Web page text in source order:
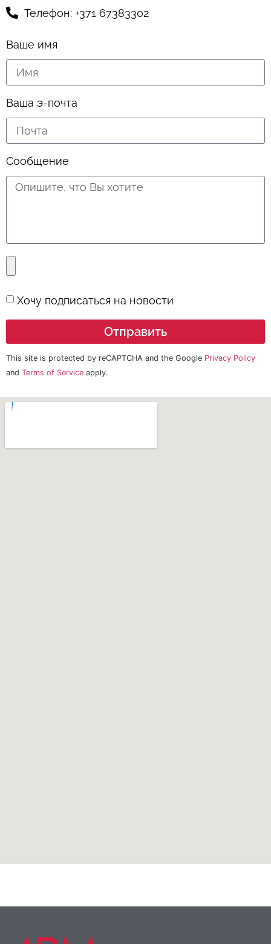
Телефон: +371 67383302
Ваше имя
Ваша э-почта
Сообщение
Хочу подписаться на новости
Отправить
This site is protected by reCAPTCHA and the Google Privacy Policy
and Terms of Service apply.